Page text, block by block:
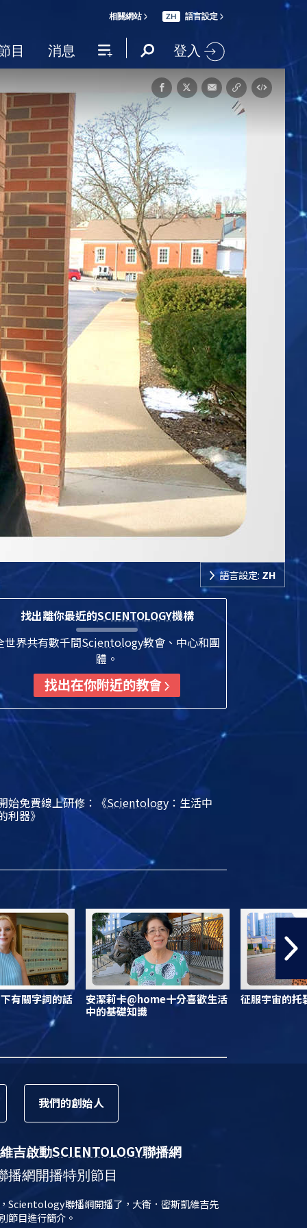
相關網站 ZH 語言設定
目 消息 登入
語言設定: ZH
找出離你最近的SCIENTOLOGY機構
世界共有數千間Scientology教會、中心和團
體。
找出在你附近的教會
始免費線上研修：《Scientology ：生活中
利器》
有關字詞的話
安潔莉卡@home十分喜歡生活
中的基礎知識
征服宇宙的
我們的創始人
吉啟動SCIENTOLOGY聯播網
播網開播特別節目
Scientology聯播網開播了，大衛．密斯凱維吉先
節目進行簡介。